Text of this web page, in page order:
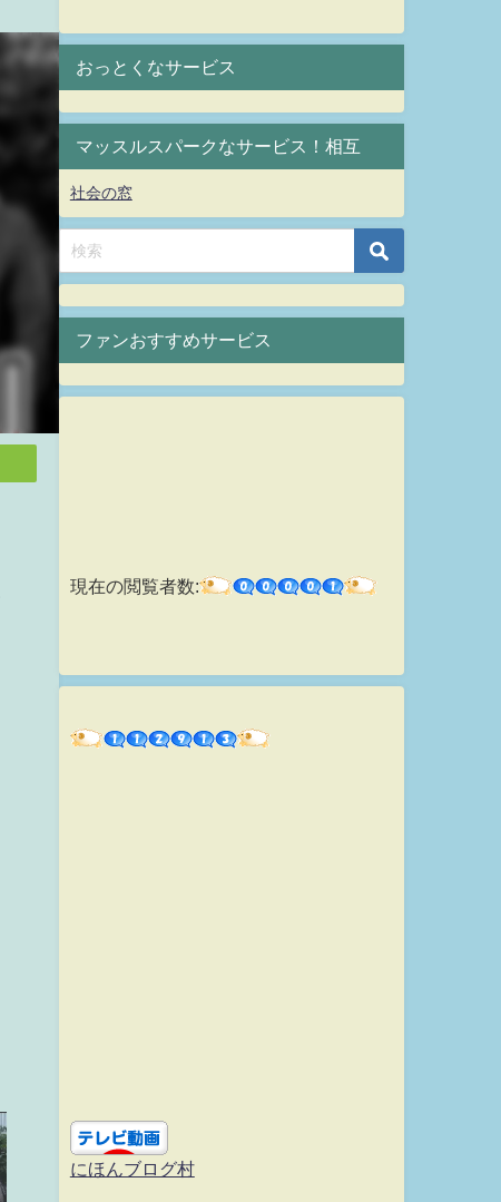
おっとくなサービス
マッスルスパークなサービス！相互
社会の窓
ファンおすすめサービス
現在の閲覧者数:
にほんブログ村